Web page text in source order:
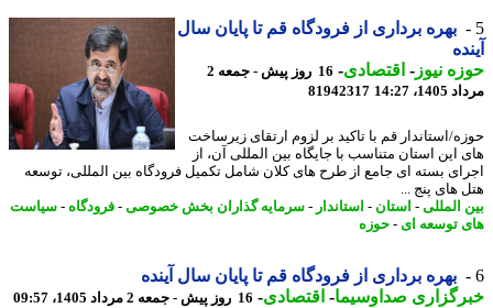
بهره برداری از فرودگاه قم تا پایان سال
نیوز-اقتصادی-
16 روز پیش - جمعه 2
14:27
81942317
استاندار قم با تاکید بر لزوم ارتقای زیرساخت
این استان متناسب با جایگاه بین المللی آن، از
بسته ای جامع از طرح های کلان شامل تکمیل فرودگاه بین المللی، توسعه
های پنج ...
المللی-استان-استاندار-سرمایه گذاران بخش خصوصی-فرودگاه-سیاست
توسعه ای- حوزه
بهره برداری از فرودگاه قم تا پایان سال آینده
صداوسیما-اقتصادی-16 روز پیش - جمعه 2 مرداد 1405، 09:57